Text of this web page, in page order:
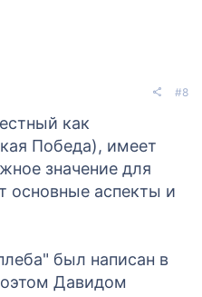
#8
как
Победа), имеет
значение для
основные аспекты и
был написан в
Давидом